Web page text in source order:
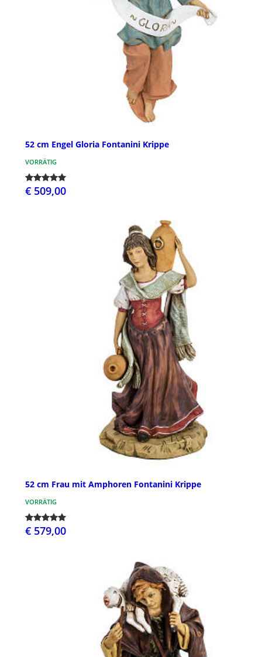
52 cm Engel Gloria Fontanini Krippe
VORRÄTIG
€ 509,00
52 cm Frau mit Amphoren Fontanini Krippe
VORRÄTIG
€ 579,00